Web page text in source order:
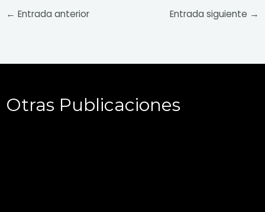
← Entrada anterior Entrada siguiente →
Otras Publicaciones